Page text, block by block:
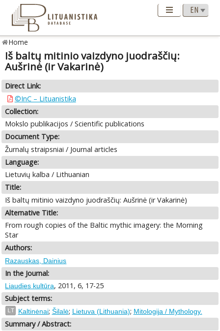
Home
Iš baltų mitinio vaizdyno juodraščių:
Aušrinė (ir Vakarinė)
Direct Link:
©InC – Lituanistika
Collection:
Mokslo publikacijos / Scientific publications
Document Type:
Žurnalų straipsniai / Journal articles
Language:
Lietuvių kalba / Lithuanian
Title:
Iš baltų mitinio vaizdyno juodraščių: Aušrinė (ir Vakarinė)
Alternative Title:
From rough copies of the Baltic mythic imagery: the Morning
Star
Authors:
Razauskas, Dainius
In the Journal:
Liaudies kultūra, 2011, 6, 17-25
Subject terms:
LT Kaltinėnai; Šilalė; Lietuva (Lithuania); Mitologija / Mythology.
Summary / Abstract: